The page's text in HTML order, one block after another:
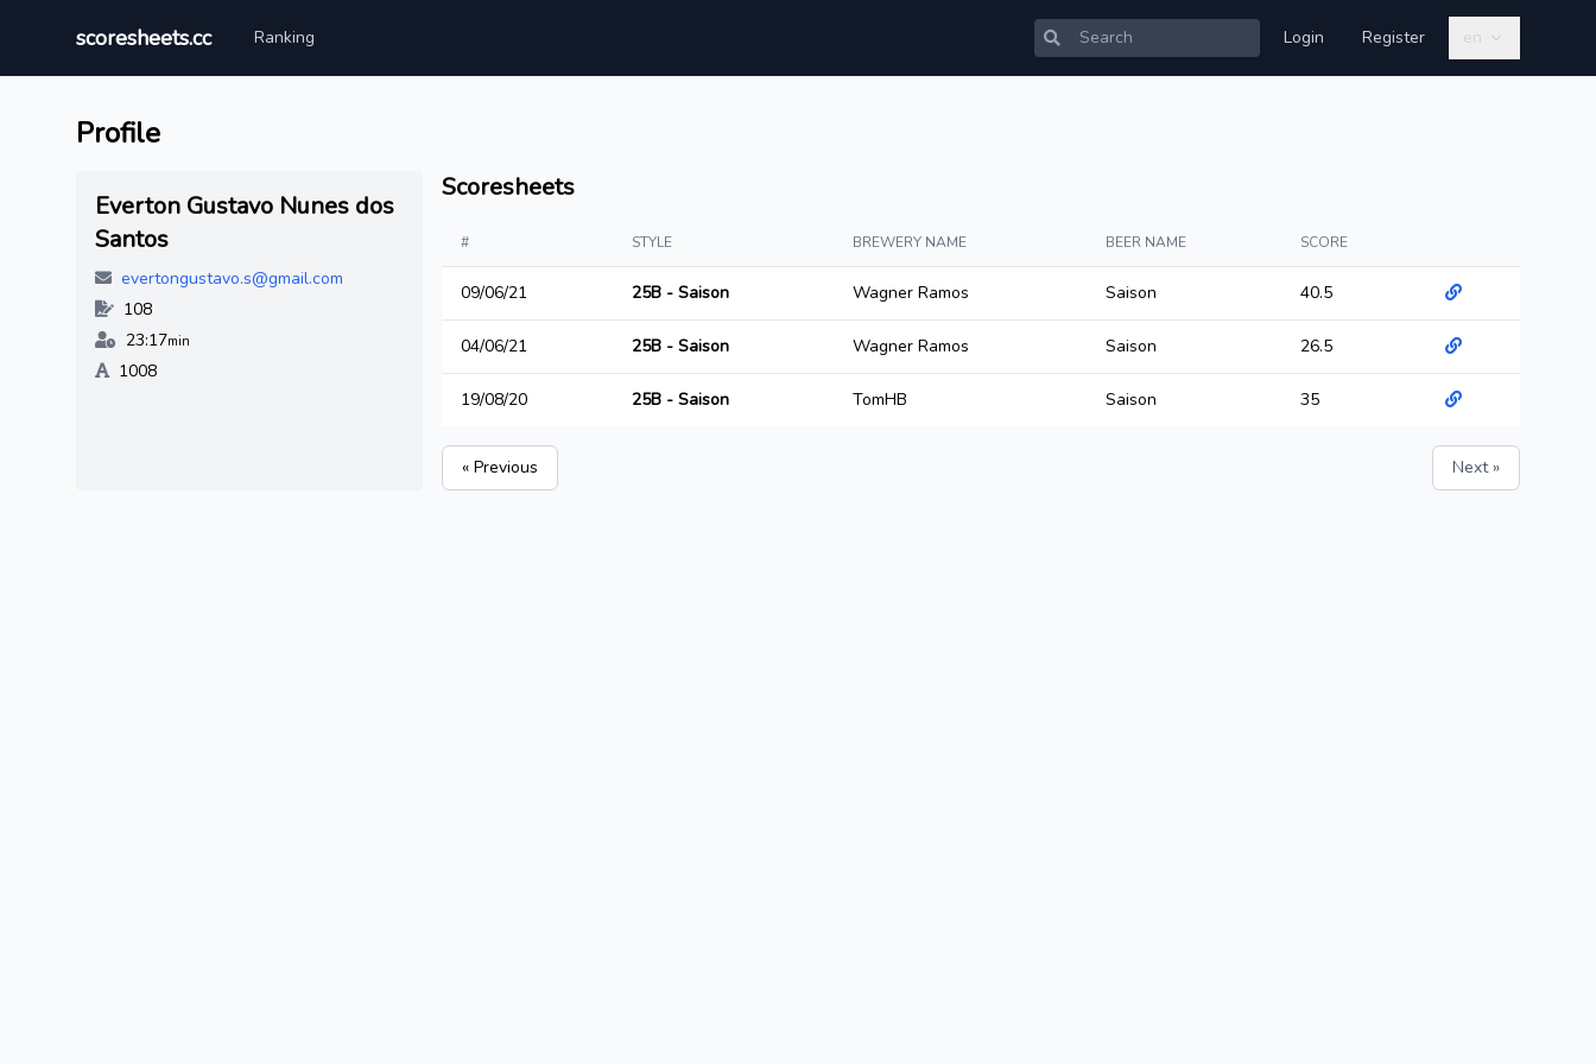
scoresheets.cc Ranking Login Register en
Profile
Everton Gustavo Nunes dos
Santos
evertongustavo.s@gmail.com
108
23:17min
1008
Scoresheets
# STYLE BREWERY NAME BEER NAME SCORE
09/06/21 25B - Saison Wagner Ramos Saison 40.5
04/06/21 25B - Saison Wagner Ramos Saison 26.5
19/08/20 25B - Saison TomHB Saison 35
« Previous Next »